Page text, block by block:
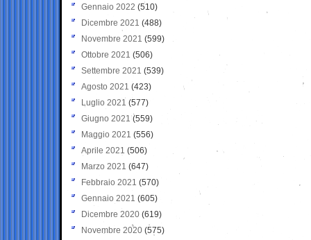
Gennaio 2022 (510)
Dicembre 2021 (488)
Novembre 2021 (599)
Ottobre 2021 (506)
Settembre 2021 (539)
Agosto 2021 (423)
Luglio 2021 (577)
Giugno 2021(559)
Maggio 2021 (556)
Aprile 2021 (506)
Marzo 2021 (647)
Febbraio 2021 (570)
Gennaio 2021 (605)
Dicembre 2020 (619)
Novembre 2020 (575)